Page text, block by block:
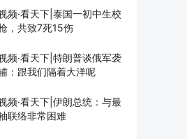
频·看天下|泰国一初中生校
，共致7死15伤
频·看天下|特朗普谈俄军袭
：跟我们隔着大洋呢
频·看天下|伊朗总统：与最
联络非常困难